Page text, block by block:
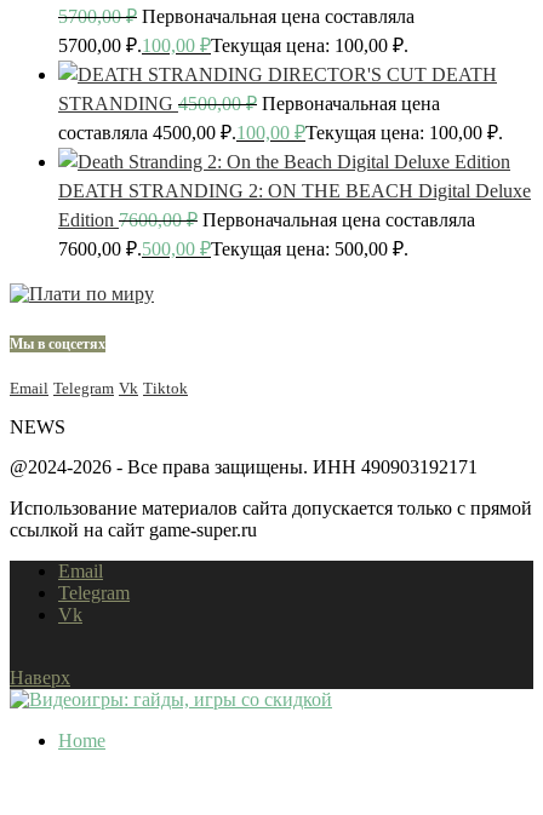
5700,00₽ Первоначальная цена составляла
5700,00 ₽.100,00 ₽Текущая цена: 100,00 ₽.
DEATH
STRANDING 4500,00₽ Первоначальная цена
составляла 4500,00 ₽.100,00 ₽Текущая цена: 100,00 ₽.
DEATH STRANDING 2: ON THE BEACH Digital Deluxe
Edition 7600,00₽ Первоначальная цена составляла
7600,00 ₽.500,00 ₽Текущая цена: 500,00 ₽.
Мы в соцсетях
Email Telegram Vk Tiktok
NEWS
@2024-2026 - Все права защищены. ИНН 490903192171
Использование материалов сайта допускается только с прямой
ссылкой на сайт game-super.ru
Email
Telegram
Vk
Наверх
Home